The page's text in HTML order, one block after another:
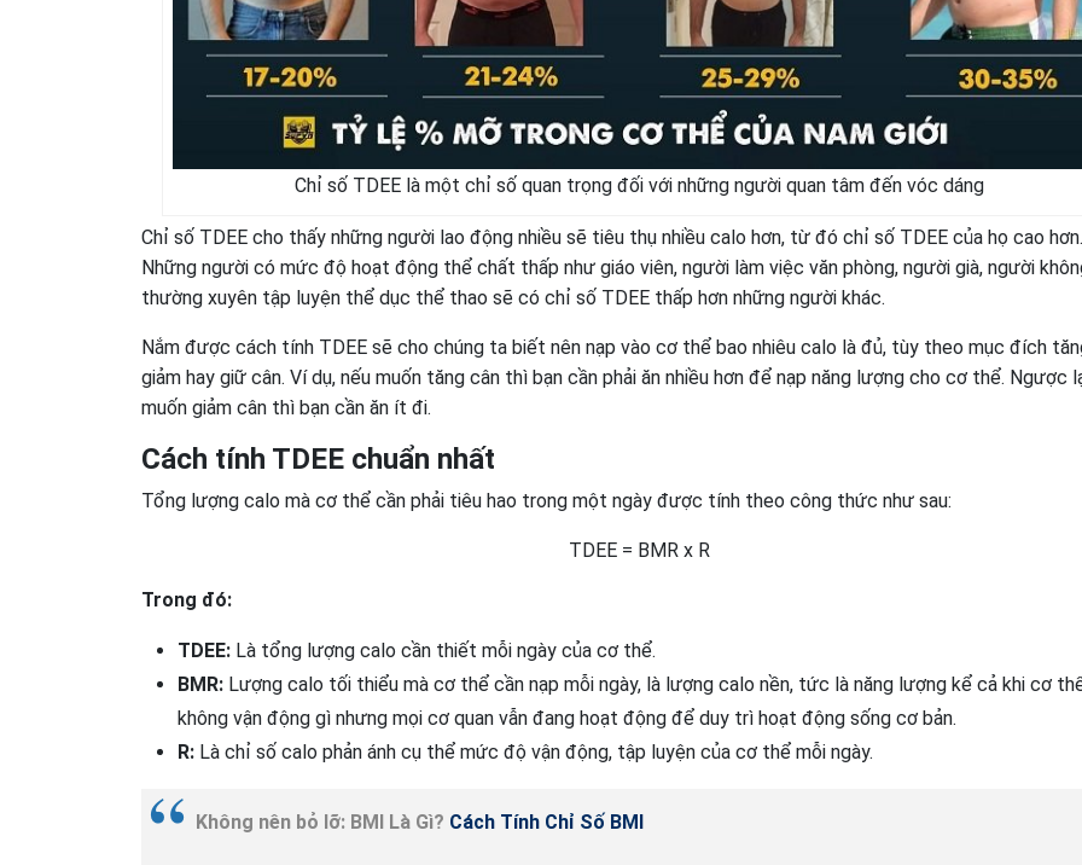
Chỉ số TDEE là một chỉ số quan trọng đối với những người quan tâm đến vóc dáng
Chỉ số TDEE cho thấy những người lao động nhiều sẽ tiêu thụ nhiều calo hơn, từ đó chỉ số TDEE của họ cao hơn.
Những người có mức độ hoạt động thể chất thấp như giáo viên, người làm việc văn phòng, người già, người
thường xuyên tập luyện thể dục thể thao sẽ có chỉ số TDEE thấp hơn những người khác.
Nắm được cách tính TDEE sẽ cho chúng ta biết nên nạp vào cơ thể bao nhiêu calo là đủ, tùy theo mục đích
giảm hay giữ cân. Ví dụ, nếu muốn tăng cân thì bạn cần phải ăn nhiều hơn để nạp năng lượng cho cơ thể. Ngược
muốn giảm cân thì bạn cần ăn ít đi.
Cách tính TDEE chuẩn nhất
Tổng lượng calo mà cơ thể cần phải tiêu hao trong một ngày được tính theo công thức như sau:
TDEE = BMR x R
Trong đó:
TDEE: Là tổng lượng calo cần thiết mỗi ngày của cơ thể.
BMR: Lượng calo tối thiểu mà cơ thể cần nạp mỗi ngày, là lượng calo nền, tức là năng lượng kể cả khi cơ
không vận động gì nhưng mọi cơ quan vẫn đang hoạt động để duy trì hoạt động sống cơ bản.
R: Là chỉ số calo phản ánh cụ thể mức độ vận động, tập luyện của cơ thể mỗi ngày.
Không nên bỏ lỡ: BMI Là Gì? Cách Tính Chỉ Số BMI